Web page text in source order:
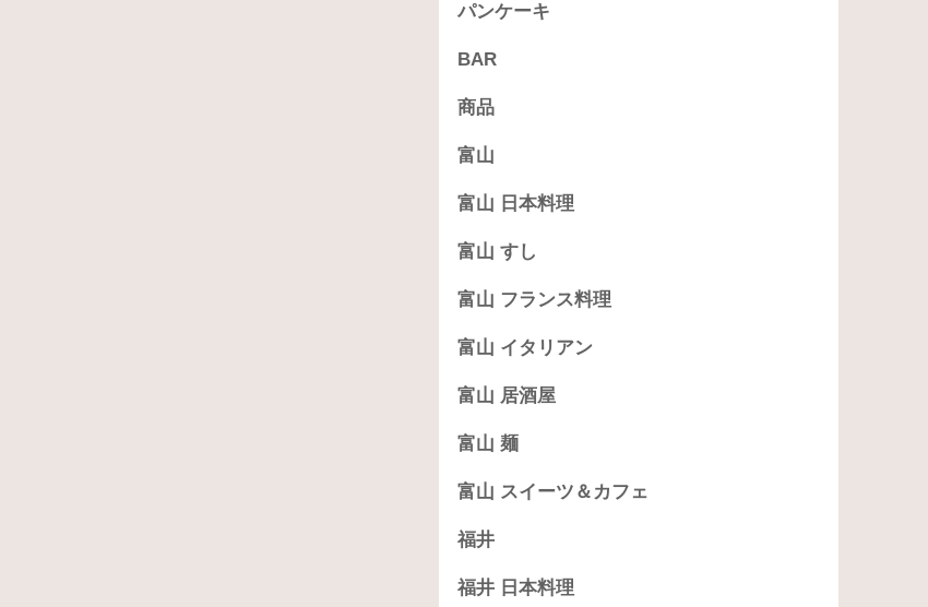
パンケーキ
BAR
商品
富山
富山 日本料理
富山 すし
富山 フランス料理
富山 イタリアン
富山 居酒屋
富山 麺
富山 スイーツ＆カフェ
福井
福井 日本料理